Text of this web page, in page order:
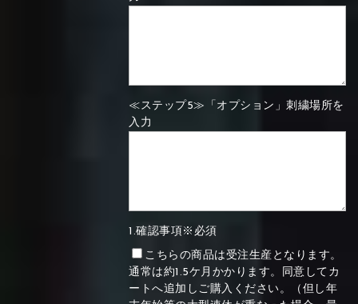
≪ステップ5≫「オプション」刺繍場所を
入力
1.確認事項※必須
こちらの商品は受注生産となります。
通常は約1.5ケ月かかります。同意してカ
ートへ追加しご購入ください。（但し年